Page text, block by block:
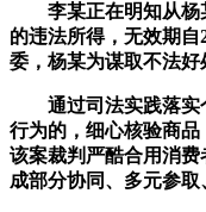
李某正在明知从杨某
的违法所得，无效期
委，杨某为谋取不法好
通过司法实践落实个
行为的，细心核验商
该案裁判严酷合用消
成部分协同、多元参取